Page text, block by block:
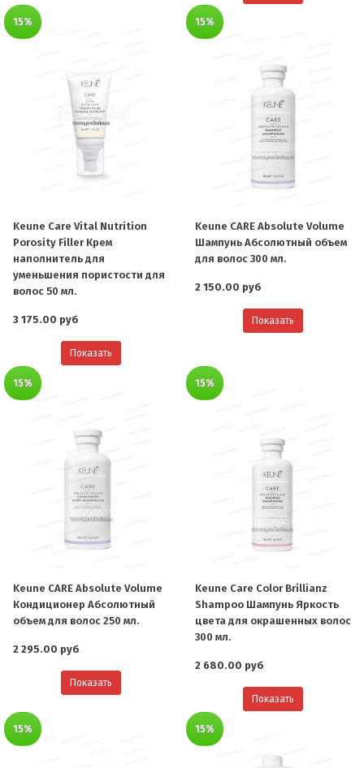
15%
Keune Care Vital Nutrition
Porosity Filler Крем
наполнитель для
уменьшения пористости для
волос 50 мл.
3 175.00 руб
Показать
15%
Keune CARE Absolute Volume
Шампунь Абсолютный объем
для волос 300 мл.
2 150.00 руб
Показать
15%
Keune CARE Absolute Volume
Кондиционер Абсолютный
объем для волос 250 мл.
2 295.00 руб
Показать
15%
Keune Care Color Brillianz
Shampoo Шампунь Яркость
цвета для окрашенных волос
300 мл.
2 680.00 руб
Показать
15% 15%